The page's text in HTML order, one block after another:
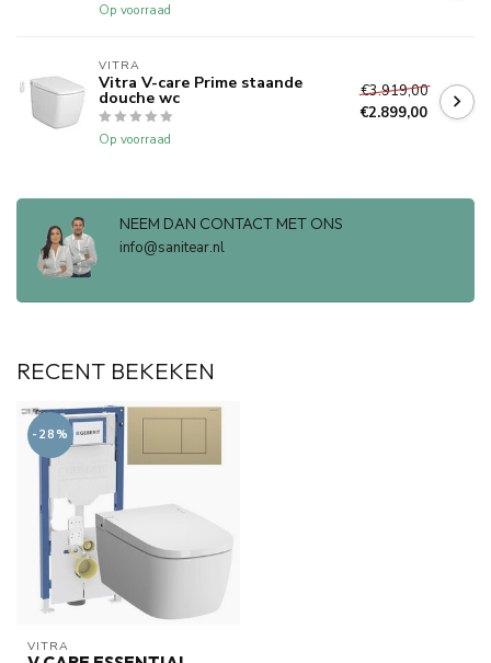
Op voorraad
VITRA
Vitra V-care Prime staande
douche wc
Op voorraad
€3.919,00
€2.899,00
NEEM DAN CONTACT MET ONS
info@sanitear.nl
RECENT BEKEKEN
-28%
VITRA